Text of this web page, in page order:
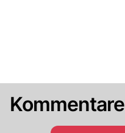
Kommentare